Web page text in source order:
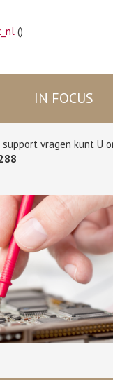
()
IN FOCUS
support vragen kunt U